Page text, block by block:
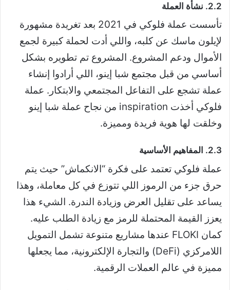
2.2. نشأة العملة
تأسست عملة فلوكي في 2021 بعد تغريدة مشهورة
لإيلون ماسك عن كلبه، واللي أدت لحملة كبيرة لجمع
الأموال ودعم المشروع. المشروع تم تطويره بشكل
أساسي من قبل مجتمع شبا إينو، اللي أرادوا إنشاء
عملة تشجع على التفاعل المجتمعي والابتكار. عملة
فلوكي أخذت inspiration من نجاح عملة شبا إينو
وخلقت لها هوية فريدة ومميزة.
2.3. المفاهيم الأساسية
عملة فلوكي تعتمد على فكرة “الانكماش” حيث يتم
حرق جزء من الرموز اللي تتوزع في كل معاملة، وهذا
يساعد على تقليل العرض وزيادة الندرة. الشيء هذا
يعزز القيمة المحتملة للرمز مع زيادة الطلب عليه.
كمان FLOKI عندها مشاريع متنوعة تشمل التمويل
اللامركزي (DeFi) والتجارة الإلكترونية، مما يجعلها
مميزة في عالم العملات الرقمية.